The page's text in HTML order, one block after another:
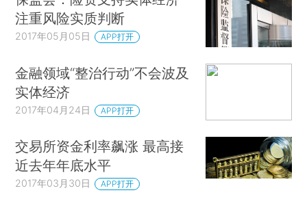
注重风险实质判断
2017年05月05日 APP打开
金融领域“整治行动”不会波及
实体经济
2017年04月24日 APP打开
交易所资金利率飙涨 最高接
近去年年底水平
2017年03月30日 APP打开